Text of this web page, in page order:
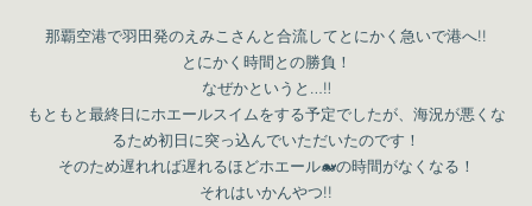
那覇空港で羽田発のえみこさんと合流してとにかく急いで港へ!!
とにかく時間との勝負！
なぜかというと…‼
もともと最終日にホエールスイムをする予定でしたが、海況が悪くな
るため初日に突っ込んでいただいたのです！
そのため遅れれば遅れるほどホエール🐋の時間がなくなる！
それはいかんやつ!!